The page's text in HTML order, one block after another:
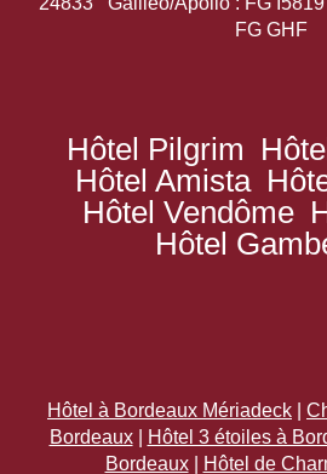
FG GHF
Hôtel Pilgrim
Hôtel Amista
Hôtel Vendôme
Hôtel
Hôtel à Bordeaux Mériadeck
Bordeaux| Hôtel 3 étoiles à
Bordeaux| Hôtel de